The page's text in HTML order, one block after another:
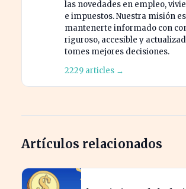
las novedades en empleo,
e impuestos. Nuestra misión es
mantenerte informado con
riguroso, accesible y
tomes mejores decisiones.
2229 articles →
Artículos relacionados